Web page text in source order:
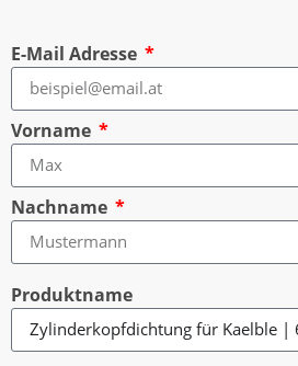
E-Mail Adresse
Vorname
Nachname
Produktname